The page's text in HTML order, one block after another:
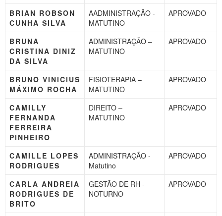
BRIAN ROBSON
CUNHA SILVA
AADMINISTRAÇÃO -
MATUTINO
APROVADO
BRUNA
CRISTINA DINIZ
DA SILVA
ADMINISTRAÇÃO –
MATUTINO
APROVADO
BRUNO VINICIUS
MÁXIMO ROCHA
FISIOTERAPIA –
MATUTINO
APROVADO
CAMILLY
FERNANDA
FERREIRA
PINHEIRO
DIREITO –
MATUTINO
APROVADO
CAMILLE LOPES
RODRIGUES
ADMINISTRAÇÃO -
Matutino
APROVADO
CARLA ANDREIA
RODRIGUES DE
BRITO
GESTÃO DE RH -
NOTURNO
APROVADO